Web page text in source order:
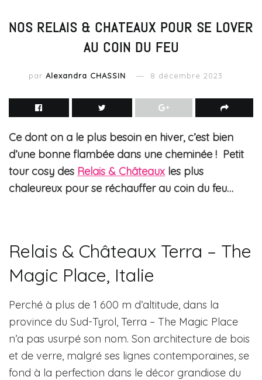
NOS RELAIS & CHATEAUX POUR SE LOVER
AU COIN DU FEU
par Alexandra CHASSIN 8 décembre 2023
Ce dont on a le plus besoin en hiver, c’est bien
d’une bonne flambée dans une cheminée ! Petit
tour cosy des Relais & Châteaux les plus
chaleureux pour se réchauffer au coin du feu…
Relais & Châteaux Terra – The
Magic Place, Italie
Perché à plus de 1 600 m d’altitude, dans la
province du Sud-Tyrol, Terra – The Magic Place
n’a pas usurpé son nom. Son architecture de bois
et de verre, malgré ses lignes contemporaines, se
fond à la perfection dans le décor grandiose du